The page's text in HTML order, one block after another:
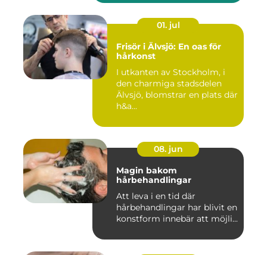
01. jul
Frisör i Älvsjö: En oas för
hårkonst
I utkanten av Stockholm, i
den charmiga stadsdelen
Älvsjö, blomstrar en plats där
h&a...
08. jun
Magin bakom
hårbehandlingar
Att leva i en tid där
hårbehandlingar har blivit en
konstform innebär att möjli...